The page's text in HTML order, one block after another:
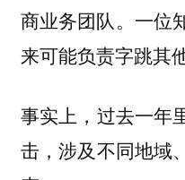
商业务团队。一位
来可能负责字跳其
事实上，过去一年
击，涉及不同地域